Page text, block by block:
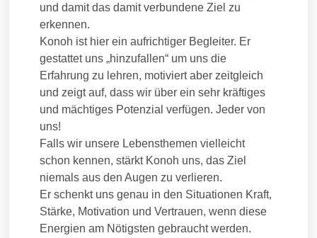
und damit das damit verbundene Ziel zu
erkennen.
Konoh ist hier ein aufrichtiger Begleiter. Er
gestattet uns „hinzufallen“ um uns die
Erfahrung zu lehren, motiviert aber zeitgleich
und zeigt auf, dass wir über ein sehr kräftiges
und mächtiges Potenzial verfügen. Jeder von
uns!
Falls wir unsere Lebensthemen vielleicht
schon kennen, stärkt Konoh uns, das Ziel
niemals aus den Augen zu verlieren.
Er schenkt uns genau in den Situationen Kraft,
Stärke, Motivation und Vertrauen, wenn diese
Energien am Nötigsten gebraucht werden.